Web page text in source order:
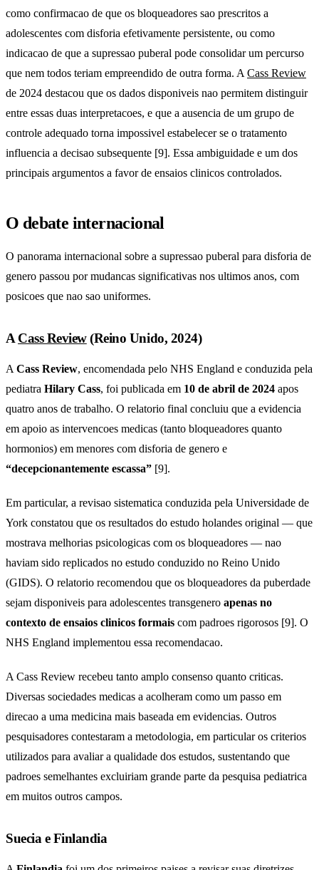
como confirmacao de que os bloqueadores sao prescritos a
adolescentes com disforia efetivamente persistente, ou como
indicacao de que a supressao puberal pode consolidar um percurso
que nem todos teriam empreendido de outra forma. A Cass Review
de 2024 destacou que os dados disponiveis nao permitem distinguir
entre essas duas interpretacoes, e que a ausencia de um grupo de
controle adequado torna impossivel estabelecer se o tratamento
influencia a decisao subsequente [9]. Essa ambiguidade e um dos
principais argumentos a favor de ensaios clinicos controlados.
O debate internacional
O panorama internacional sobre a supressao puberal para disforia de
genero passou por mudancas significativas nos ultimos anos, com
posicoes que nao sao uniformes.
A Cass Review(Reino Unido, 2024)
A Cass Review, encomendada pelo NHS England e conduzida pela
pediatra Hilary Cass, foi publicada em 10 de abril de 2024 apos
quatro anos de trabalho. O relatorio final concluiu que a evidencia
em apoio as intervencoes medicas (tanto bloqueadores quanto
hormonios) em menores com disforia de genero e
“decepcionantemente escassa” [9].
Em particular, a revisao sistematica conduzida pela Universidade de
York constatou que os resultados do estudo holandes original — que
mostrava melhorias psicologicas com os bloqueadores — nao
haviam sido replicados no estudo conduzido no Reino Unido
(GIDS). O relatorio recomendou que os bloqueadores da puberdade
sejam disponiveis para adolescentes transgenero apenas no
contexto de ensaios clinicos formais com padroes rigorosos [9]. O
NHS England implementou essa recomendacao.
A Cass Review recebeu tanto amplo consenso quanto criticas.
Diversas sociedades medicas a acolheram como um passo em
direcao a uma medicina mais baseada em evidencias. Outros
pesquisadores contestaram a metodologia, em particular os criterios
utilizados para avaliar a qualidade dos estudos, sustentando que
padroes semelhantes excluiriam grande parte da pesquisa pediatrica
em muitos outros campos.
Suecia e Finlandia